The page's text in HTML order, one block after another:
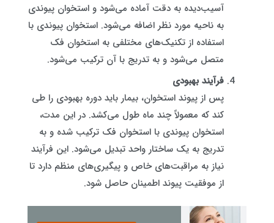
آسیب‌دیده به دقت آماده می‌شود و استخوان پیوندی
به ناحیه مورد نظر اضافه می‌شود. استخوان پیوندی با
استفاده از تکنیک‌های مختلفی به استخوان فک
متصل می‌شود و به تدریج با آن ترکیب می‌شود.
فرآیند بهبودی
پس از پیوند استخوان، بیمار باید دوره بهبودی را طی
کند که معمولاً چند ماه طول می‌کشد. در این مدت،
استخوان پیوندی با استخوان فک ترکیب شده و به
تدریج به یک ساختار واحد تبدیل می‌شود. این فرآیند
نیاز به مراقبت‌های خاص و پیگیری‌های منظم دارد تا
از موفقیت پیوند اطمینان حاصل شود.